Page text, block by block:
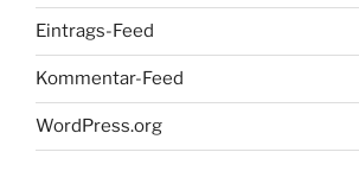
Eintrags-Feed
Kommentar-Feed
WordPress.org